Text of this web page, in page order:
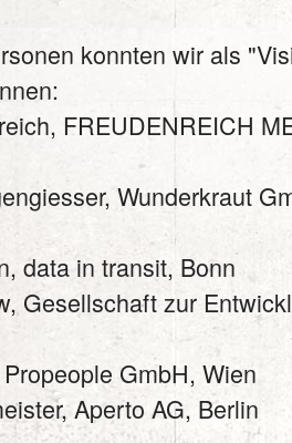
konnten wir als
FREUDENREICH
Wunderkraut
data in transit, Bonn
Gesellschaft zur
GmbH, Wien
Aperto AG, Berlin